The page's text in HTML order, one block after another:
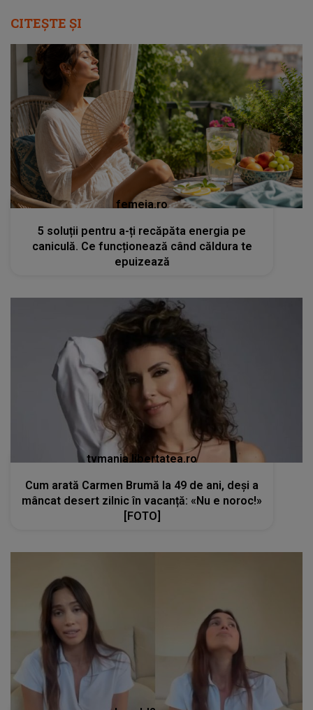
CITEȘTE ȘI
femeia.ro
5 soluții pentru a-ți recăpăta energia pe
caniculă. Ce funcționează când căldura te
epuizează
tvmania.libertatea.ro
Cum arată Carmen Brumă la 49 de ani, deși a
mâncat desert zilnic în vacanță: «Nu e noroc!»
[FOTO]